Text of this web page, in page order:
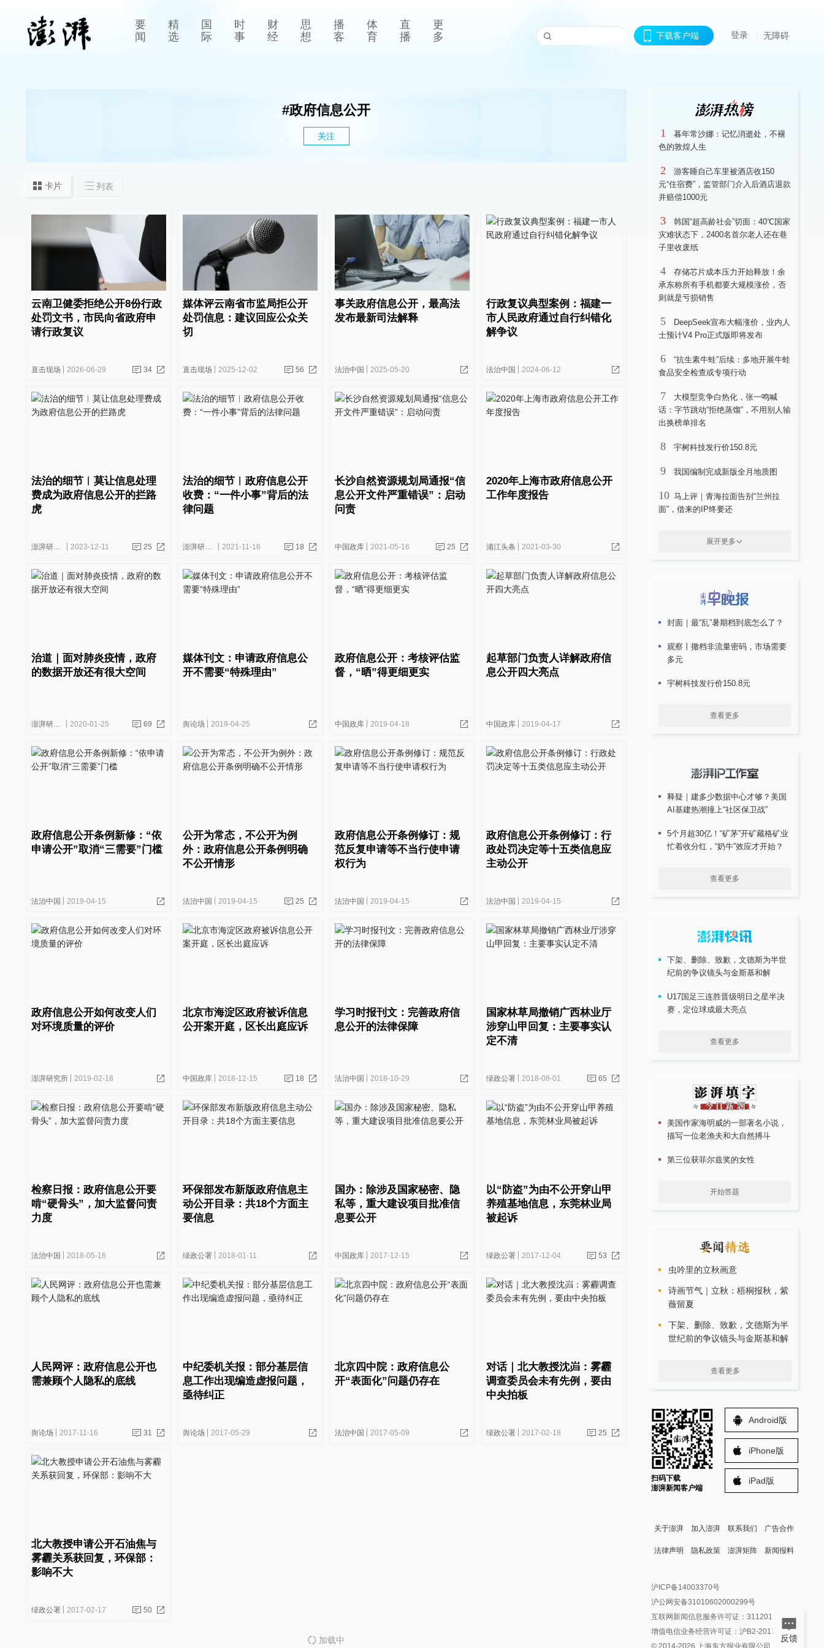
要
闻
精
选
国
际
时
事
财
经
思
想
播
客
体
育
直
播
更
多
下载客户端 登录 无障碍
#政府信息公开
关注
卡片 列表
云南卫健委拒绝公开8份行政
处罚文书，市民向省政府申
请行政复议
直击现场 2026-06-29 34
媒体评云南省市监局拒公开
处罚信息：建议回应公众关
切
直击现场 2025-12-02 56
事关政府信息公开，最高法
发布最新司法解释
法治中国 2025-05-20
行政复议典型案例：福建一
市人民政府通过自行纠错化
解争议
法治中国 2024-06-12
法治的细节︱莫让信息处理
费成为政府信息公开的拦路
虎
澎湃研究所 2023-12-11 25
法治的细节︱政府信息公开
收费：“一件小事”背后的法
律问题
澎湃研究所 2021-11-16 18
长沙自然资源规划局通报“信
息公开文件严重错误”：启动
问责
中国政库 2021-05-16 25
2020年上海市政府信息公开
工作年度报告
浦江头条 2021-03-30
治道｜面对肺炎疫情，政府
的数据开放还有很大空间
澎湃研究所 2020-01-25 69
媒体刊文：申请政府信息公
开不需要“特殊理由”
舆论场 2019-04-25
政府信息公开：考核评估监
督，“晒”得更细更实
中国政库 2019-04-18
起草部门负责人详解政府信
息公开四大亮点
中国政库 2019-04-17
政府信息公开条例新修：“依
申请公开”取消“三需要”门槛
法治中国 2019-04-15
公开为常态，不公开为例
外：政府信息公开条例明确
不公开情形
法治中国 2019-04-15 25
政府信息公开条例修订：规
范反复申请等不当行使申请
权行为
法治中国 2019-04-15
政府信息公开条例修订：行
政处罚决定等十五类信息应
主动公开
法治中国 2019-04-15
政府信息公开如何改变人们
对环境质量的评价
澎湃研究所 2019-02-18
北京市海淀区政府被诉信息
公开案开庭，区长出庭应诉
中国政库 2018-12-15 18
学习时报刊文：完善政府信
息公开的法律保障
法治中国 2018-10-29
国家林草局撤销广西林业厅
涉穿山甲回复：主要事实认
定不清
绿政公署 2018-08-01 65
检察日报：政府信息公开要
啃“硬骨头”，加大监督问责
力度
法治中国 2018-05-16
环保部发布新版政府信息主
动公开目录：共18个方面主
要信息
绿政公署 2018-01-11
国办：除涉及国家秘密、隐
私等，重大建设项目批准信
息要公开
中国政库 2017-12-15
以“防盗”为由不公开穿山甲
养殖基地信息，东莞林业局
被起诉
绿政公署 2017-12-04 53
人民网评：政府信息公开也
需兼顾个人隐私的底线
舆论场 2017-11-16 31
中纪委机关报：部分基层信
息工作出现编造虚报问题，
亟待纠正
舆论场 2017-05-29
北京四中院：政府信息公
开“表面化”问题仍存在
法治中国 2017-05-09
对话｜北大教授沈岿：雾霾
调查委员会未有先例，要由
中央拍板
绿政公署 2017-02-18 25
北大教授申请公开石油焦与
雾霾关系获回复，环保部：
影响不大
绿政公署 2017-02-17 50
加载中
1
暮年常沙娜：记忆消逝处，不褪
色的敦煌人生
2
游客睡自己车里被酒店收150
元“住宿费”，监管部门介入后酒店退款
并赔偿1000元
3
韩国“超高龄社会”切面：40℃国家
灾难状态下，2400名首尔老人还在巷
子里收废纸
4
存储芯片成本压力开始释放！余
承东称所有手机都要大规模涨价，否
则就是亏损销售
5
DeepSeek宣布大幅涨价，业内人
士预计V4 Pro正式版即将发布
6
“抗生素牛蛙”后续：多地开展牛蛙
食品安全检查或专项行动
7
大模型竞争白热化，张一鸣喊
话：字节跳动“拒绝蒸馏”，不用别人输
出换榜单排名
8 宇树科技发行价150.8元
9 我国编制完成新版全月地质图
10 马上评｜青海拉面告别“兰州拉
面”，借来的IP终要还
展开更多
封面｜最“乱”暑期档到底怎么了？
观察丨撤档非流量密码，市场需要
多元
宇树科技发行价150.8元
查看更多
释疑｜建多少数据中心才够？美国
AI基建热潮撞上“社区保卫战”
5个月超30亿！“矿茅”开矿藏格矿业
忙着收分红，“奶牛”效应才开始？
查看更多
下架、删除、致歉，文德斯为半世
纪前的争议镜头与金斯基和解
U17国足三连胜晋级明日之星半决
赛，定位球成最大亮点
查看更多
美国作家海明威的一部著名小说，
描写一位老渔夫和大自然搏斗
第三位获菲尔兹奖的女性
开始答题
虫吟里的立秋画意
诗画节气｜立秋：梧桐报秋，紫
薇留夏
下架、删除、致歉，文德斯为半
世纪前的争议镜头与金斯基和解
查看更多
扫码下载
澎湃新闻客户端
Android版
iPhone版
iPad版
关于澎湃 加入澎湃 联系我们 广告合作
法律声明 隐私政策 澎湃矩阵
澎湃新闻公众号
澎湃新闻抖音号
派生万物开放平台
新闻报料
报料邮箱: news@thepaper.cn
沪ICP备14003370号
沪公网安备31010602000299号
互联网新闻信息服务许可证：31120170006
增值电信业务经营许可证：沪B2-2017116
© 2014-2026 上海东方报业有限公司
反馈